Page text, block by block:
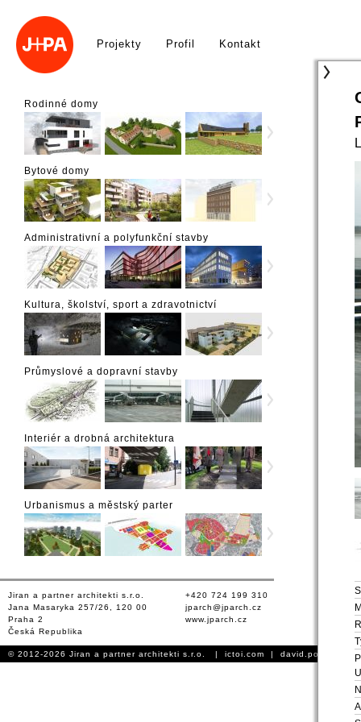
Projekty Profil Kontakt
Rodinné domy
Bytové domy
Administrativní a polyfunkční stavby
Kultura, školství, sport a zdravotnictví
Průmyslové a dopravní stavby
Interiér a drobná architektura
Urbanismus a městský parter
Jiran a partner architekti s.r.o.
Jana Masaryka 257/26, 120 00
Praha 2
Česká Republika
+420 724 199 310
jparch@jparch.cz
www.jparch.cz
© 2012-2026 Jiran a partner architekti s.r.o. | ictoi.com |